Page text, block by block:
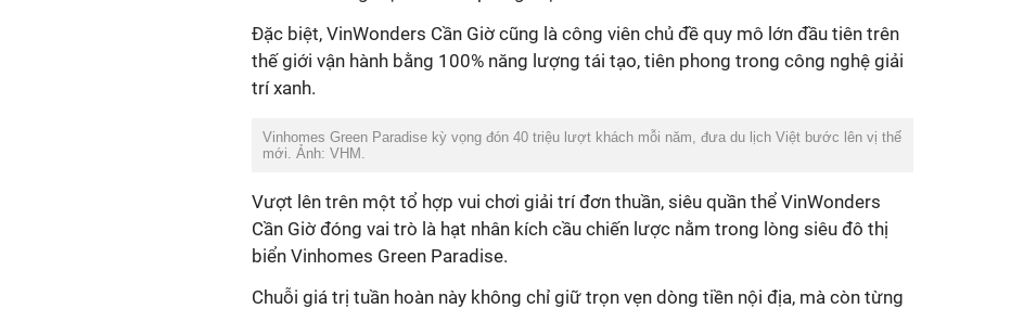
Đặc biệt, VinWonders Cần Giờ cũng là công viên chủ đề quy mô lớn đầu tiên trên
thế giới vận hành bằng 100% năng lượng tái tạo, tiên phong trong công nghệ giải
trí xanh.
Vinhomes Green Paradise kỳ vọng đón 40 triệu lượt khách mỗi năm, đưa du lịch Việt bước lên vị thế
mới. Ảnh: VHM.
Vượt lên trên một tổ hợp vui chơi giải trí đơn thuần, siêu quần thể VinWonders
Cần Giờ đóng vai trò là hạt nhân kích cầu chiến lược nằm trong lòng siêu đô thị
biển Vinhomes Green Paradise.
Chuỗi giá trị tuần hoàn này không chỉ giữ trọn vẹn dòng tiền nội địa, mà còn từng